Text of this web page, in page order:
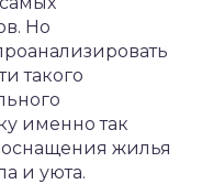
Но
такого
именно так
оснащения жилья
и уюта.